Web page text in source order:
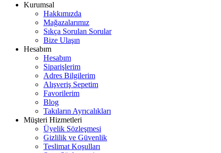
Kurumsal
Hakkımızda
Mağazalarımız
Sıkça Sorulan Sorular
Bize Ulaşın
Hesabım
Hesabım
Siparişlerim
Adres Bilgilerim
Alışveriş Sepetim
Favorilerim
Blog
Takıların Ayrıcalıkları
Müşteri Hizmetleri
Üyelik Sözleşmesi
Gizlilik ve Güvenlik
Teslimat Koşulları